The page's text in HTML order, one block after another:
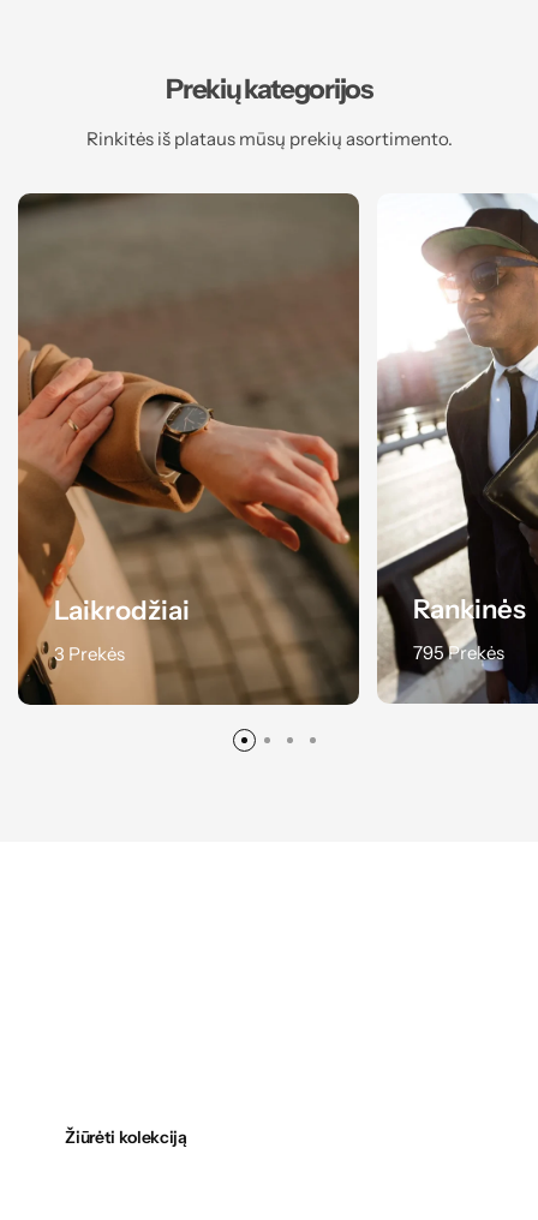
Prekių kategorijos
Rinkitės iš plataus mūsų prekių asortimento.
Laikrodžiai
3 Prekės
Rankinės
795 Prekės
Žiūrėti kolekciją